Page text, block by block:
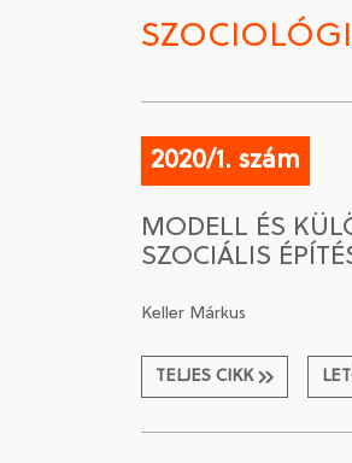
2020/1. szám
MODELL ÉS
SZOCIÁLIS
Keller Márkus
TELJES CIKK